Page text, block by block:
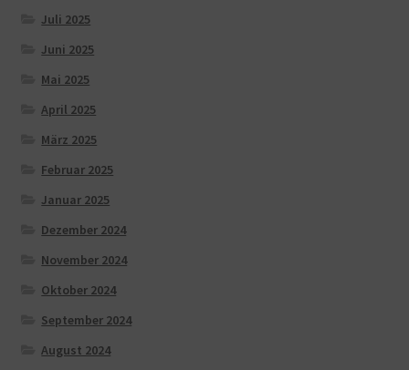
Juli 2025
Juni 2025
Mai 2025
April 2025
März 2025
Februar 2025
Januar 2025
Dezember 2024
November 2024
Oktober 2024
September 2024
August 2024